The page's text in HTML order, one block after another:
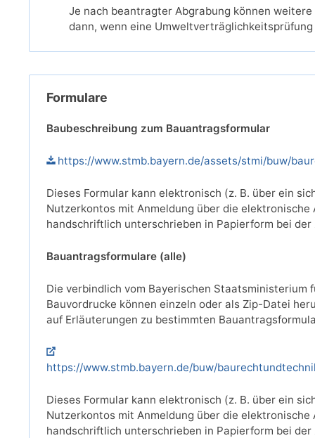
Je nach beantragter Abgrabung können
dann, wenn eine
Formulare
Baubeschreibung zum Bauantragsformular
https://www.stmb.bayern.de/assets/stmi/buw/
Dieses Formular kann elektronisch (z. B. über ein
Nutzerkontos mit Anmeldung über die
handschriftlich unterschrieben in Papierform bei
Bauantragsformulare (alle)
Die verbindlich vom Bayerischen Staatsministerium
Bauvordrucke können einzeln oder als Zip-Datei
auf Erläuterungen zu bestimmten
https://www.stmb.bayern.de/buw/
Dieses Formular kann elektronisch (z. B. über ein
Nutzerkontos mit Anmeldung über die
handschriftlich unterschrieben in Papierform bei